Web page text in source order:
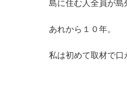
島に住む人全員が島
あれから１０年。
私は初めて取材で口